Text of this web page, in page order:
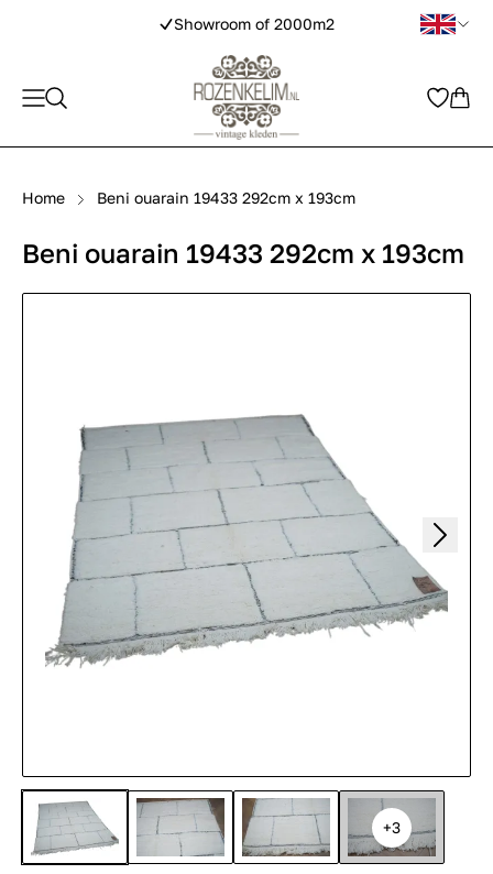
Showroom of 2000m2
Home Beni ouarain 19433 292cm x 193cm
+3
Beni ouarain 19433 292cm x 193cm